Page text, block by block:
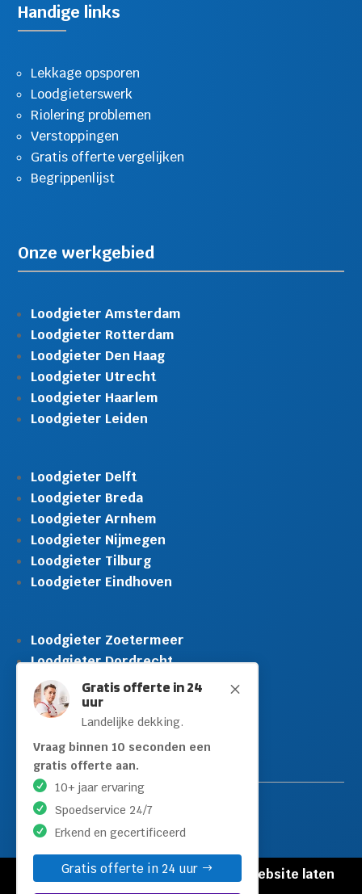
M
Gratis offerte in 24
uur
Landelijke dekking.
Vraag binnen 10 seconden een
gratis offerte aan.
10+ jaar ervaring
Spoedservice 24/7
Erkend en gecertificeerd
Gratis offerte in 24 uur
Handige links
Lekkage opsporen
Loodgieterswerk
Riolering problemen
Verstoppingen
Gratis offerte vergelijken
Begrippenlijst
Onze werkgebied
Loodgieter Amsterdam
Loodgieter Rotterdam
Loodgieter Den Haag
Loodgieter Utrecht
Loodgieter Haarlem
Loodgieter Leiden
Loodgieter Delft
Loodgieter Breda
Loodgieter Arnhem
Loodgieter Nijmegen
Loodgieter Tilburg
Loodgieter Eindhoven
Loodgieter Zoetermeer
Loodgieter Dordrecht
Loodgieter Rijswijk
Loodgieter Schiedam
Loodgieter Leidschendam
Loodgieter Hilversum
© Copyright Loodgieters Kwartier |
Website laten